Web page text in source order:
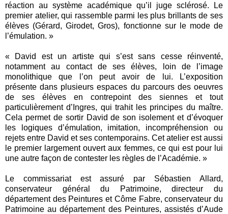
réaction au système académique qu’il juge sclérosé. Le
premier atelier, qui rassemble parmi les plus brillants de ses
élèves (Gérard, Girodet, Gros), fonctionne sur le mode de
l’émulation. »
« David est un artiste qui s’est sans cesse réinventé,
notamment au contact de ses élèves, loin de l’image
monolithique que l’on peut avoir de lui. L’exposition
présente dans plusieurs espaces du parcours des oeuvres
de ses élèves en contrepoint des siennes et tout
particulièrement d’Ingres, qui trahit les principes du maître.
Cela permet de sortir David de son isolement et d’évoquer
les logiques d’émulation, imitation, incompréhension ou
rejets entre David et ses contemporains. Cet atelier est aussi
le premier largement ouvert aux femmes, ce qui est pour lui
une autre façon de contester les règles de l’Académie. »
Le commissariat est assuré par Sébastien Allard,
conservateur général du Patrimoine, directeur du
département des Peintures et Côme Fabre, conservateur du
Patrimoine au département des Peintures, assistés d’Aude